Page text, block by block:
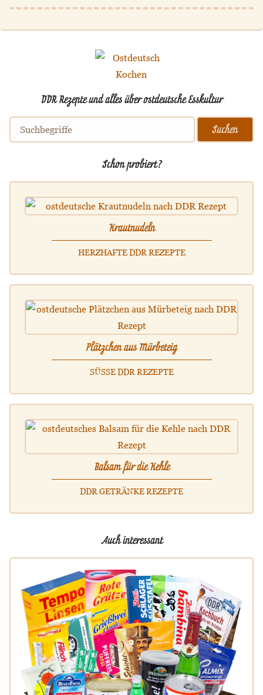
DDR Rezepte und alles über ostdeutsche Esskultur
Schon probiert?
Krautnudeln
HERZHAFTE DDR REZEPTE
Plätzchen aus Mürbeteig
SÜSSE DDR REZEPTE
Balsam für die Kehle
DDR GETRÄNKE REZEPTE
Auch interessant